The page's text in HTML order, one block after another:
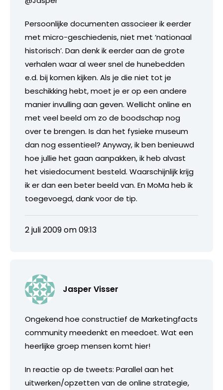
Persoonlijke documenten associeer ik eerder
met micro-geschiedenis, niet met ‘nationaal
historisch’. Dan denk ik eerder aan de grote
verhalen waar al weer snel de hunebedden
e.d. bij komen kijken. Als je die niet tot je
beschikking hebt, moet je er op een andere
manier invulling aan geven. Wellicht online en
met veel beeld om zo de boodschap nog
over te brengen. Is dan het fysieke museum
dan nog essentieel? Anyway, ik ben benieuwd
hoe jullie het gaan aanpakken, ik heb alvast
het visiedocument besteld. Waarschijnlijk krijg
ik er dan een beter beeld van. En MoMa heb ik
toegevoegd, dank voor de tip.
2 juli 2009 om 09:13
Jasper Visser
Ongekend hoe constructief de Marketingfacts
community meedenkt en meedoet. Wat een
heerlijke groep mensen komt hier!
In reactie op de tweets: Parallel aan het
uitwerken/opzetten van de online strategie,